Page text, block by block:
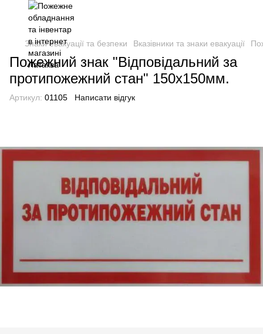
Знаки евакуації та безпеки Вказівники та знаки евакуації
Пожежний знак "Відповідальний за
протипожежний стан" 150х150мм.
Артикул: 01105 Написати відгук